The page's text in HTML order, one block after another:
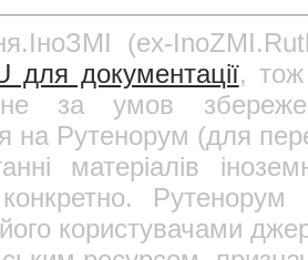
(ex-
для документації, тож
за умов
на Рутенорум (для
матеріалів
Рутенорум
користувачами